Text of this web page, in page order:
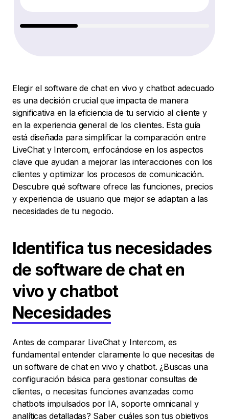
Elegir el software de chat en vivo y chatbot adecuado
es una decisión crucial que impacta de manera
significativa en la eficiencia de tu servicio al cliente y
en la experiencia general de los clientes. Esta guía
está diseñada para simplificar la comparación entre
LiveChat y Intercom, enfocándose en los aspectos
clave que ayudan a mejorar las interacciones con los
clientes y optimizar los procesos de comunicación.
Descubre qué software ofrece las funciones, precios
y experiencia de usuario que mejor se adaptan a las
necesidades de tu negocio.
Identifica tus necesidades
de software de chat en
vivo y chatbot
Necesidades
Antes de comparar LiveChat y Intercom, es
fundamental entender claramente lo que necesitas de
un software de chat en vivo y chatbot. ¿Buscas una
configuración básica para gestionar consultas de
clientes, o necesitas funciones avanzadas como
chatbots impulsados por IA, soporte omnicanal y
analíticas detalladas? Saber cuáles son tus objetivos